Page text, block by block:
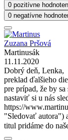
0 pozitívne
0 negatívne
Zuzana Pršová
Martinusák
11.11.2020
Dobrý deň, Lenka,
preklad ďalšieho
pre prípad, že by
nastaviť si u nás
https://
"Sledovať autora")
titul pridáme do